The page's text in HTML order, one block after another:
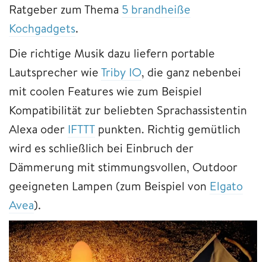
Ratgeber zum Thema 5 brandheiße
Kochgadgets.
Die richtige Musik dazu liefern portable
Lautsprecher wieTriby IO, die ganz nebenbei
mit coolen Features wie zum Beispiel
Kompatibilität zur beliebten Sprachassistentin
Alexa oder IFTTT punkten. Richtig gemütlich
wird es schließlich bei Einbruch der
Dämmerung mit stimmungsvollen, Outdoor
geeigneten Lampen (zum Beispiel von Elgato
Avea).